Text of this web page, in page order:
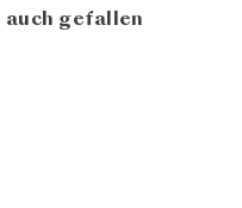
auch gefallen